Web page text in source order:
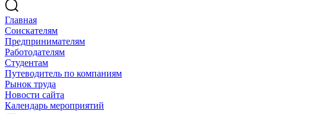
Главная
Соискателям
Предпринимателям
Работодателям
Студентам
Путеводитель по компаниям
Рынок труда
Новости сайта
Календарь мероприятий